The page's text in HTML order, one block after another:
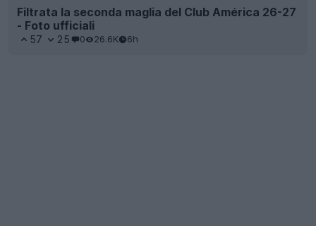
Filtrata la seconda maglia del Club América 26-27
- Foto ufficiali
57 25 0 26.6K 6h